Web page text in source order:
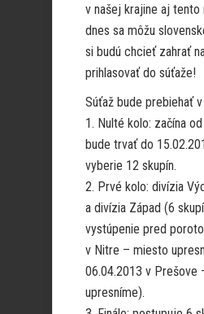
v našej krajine aj tento
dnes sa môžu
si budú chcieť zahrať
prihlasovať do súťaže!
Súťaž bude prebiehať
1. Nulté kolo: začína
bude trvať do
vyberie 12 skupín.
2. Prvé kolo: divízia
a divízia Západ (6
vystúpenie pred
v Nitre – miesto
06.04.2013 v Prešove
upresníme).